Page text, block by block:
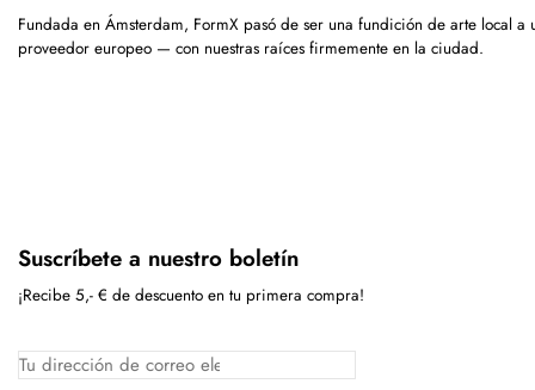
Fundada en Ámsterdam, FormX pasó de ser una fundición de arte local a
proveedor europeo — con nuestras raíces firmemente en la ciudad.
Suscríbete a nuestro boletín
¡Recibe 5,- € de descuento en tu primera compra!